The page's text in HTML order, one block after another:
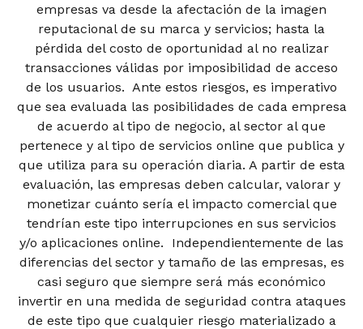
empresas va desde la afectación de la imagen
reputacional de su marca y servicios; hasta la
pérdida del costo de oportunidad al no realizar
transacciones válidas por imposibilidad de acceso
de los usuarios. Ante estos riesgos, es imperativo
que sea evaluada las posibilidades de cada empresa
de acuerdo al tipo de negocio, al sector al que
pertenece y al tipo de servicios online que publica y
que utiliza para su operación diaria. A partir de esta
evaluación, las empresas deben calcular, valorar y
monetizar cuánto sería el impacto comercial que
tendrían este tipo interrupciones en sus servicios
y/o aplicaciones online. Independientemente de las
diferencias del sector y tamaño de las empresas, es
casi seguro que siempre será más económico
invertir en una medida de seguridad contra ataques
de este tipo que cualquier riesgo materializado a